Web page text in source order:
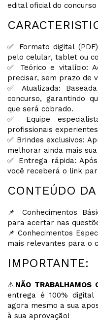
edital oficial do concurso
✅ Formato digital
pelo celular, tablet ou
✅ Teórico e vitalício:
precisar, sem prazo de
✅ Atualizada:
concurso, garantindo
que será cobrado.
✅ Equipe
profissionais
✅ Brindes exclusivos:
melhorar ainda mais
✅ Entrega rápida:
você receberá o link
CONTEÚDO
📌 Conhecimentos
para acertar nas
📌 Conhecimentos
mais relevantes para o
IMPORTANTE:
⚠ NÃO TRABALHAMOS
entrega é 100% digital
agora mesmo a sua
à sua aprovação!